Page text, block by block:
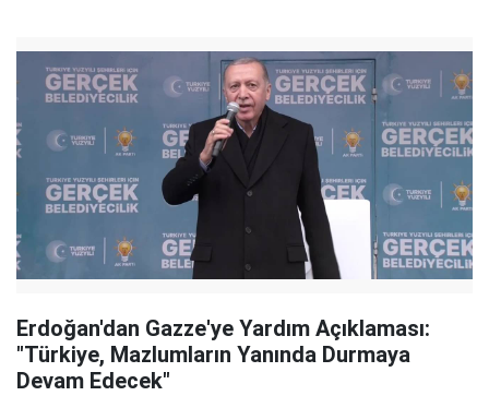
Erdoğan'dan Gazze'ye Yardım Açıklaması:
"Türkiye, Mazlumların Yanında Durmaya
Devam Edecek"